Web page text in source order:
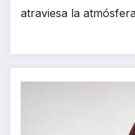
atraviesa la